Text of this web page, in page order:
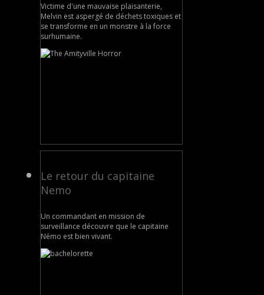
Victime d'une mauvaise plaisanterie,
Melvin est aspergé de déchets toxiques et
se transforme en un monstre à la force
surhumaine.
Le retour du capitaine
Nemo
Un commandant en mission de
surveillance découvre que le capitaine
Némo est bien vivant.